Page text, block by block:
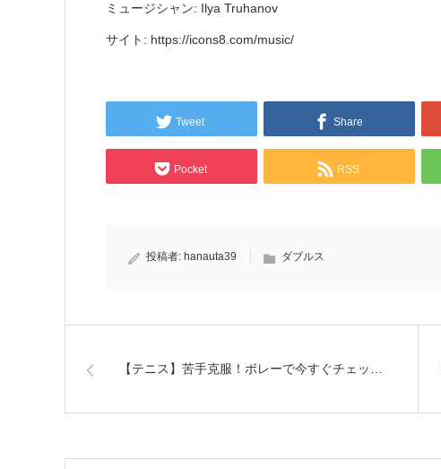
ミュージシャン: Ilya Truhanov
サイト: https://icons8.com/music/
Tweet Share
Pocket RSS
投稿者: hanauta39 ダブルス
【テニス】苦手克服！ボレーで今すぐチェッ…